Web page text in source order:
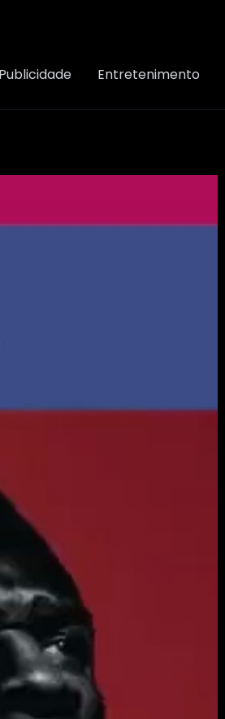
Publicidade Entretenimento